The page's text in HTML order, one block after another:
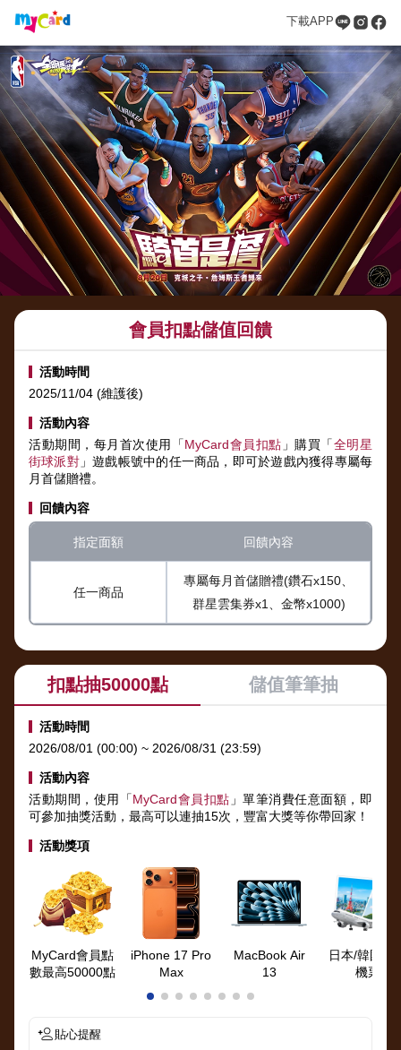
下載APP
會員扣點儲值回饋
活動時間
2025/11/04 (維護後)
活動內容
活動期間，每月首次使用「MyCard會員扣點 」購買「全明星
街球派對」遊戲帳號中的任一商品，即可於遊戲內獲得專屬每
月首儲贈禮。
回饋內容
指定面額 回饋內容
任一商品
專屬每月首儲贈禮(鑽石x150、
群星雲集券x1、金幣x1000)
扣點抽50000點 儲值筆筆抽
活動時間
2026/08/01 (00:00) ~ 2026/08/31 (23:59)
活動內容
活動期間，使用「MyCard會員扣點 」單筆消費任意面額，即
可參加抽獎活動，最高可以連抽15次，豐富大獎等你帶回家！
活動獎項
MyCard會員點
數最高50000點
iPhone 17 Pro
Max
MacBook Air
13
日本/韓國來
機票
貼心提醒